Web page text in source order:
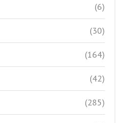
(6)
(30)
(164)
(42)
(285)